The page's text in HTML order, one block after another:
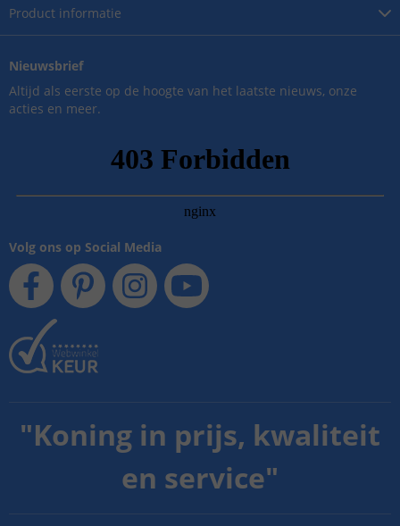
Product informatie
Nieuwsbrief
Altijd als eerste op de hoogte van het laatste nieuws, onze
acties en meer.
Volg ons op Social Media
"Koning in prijs, kwaliteit
en service"